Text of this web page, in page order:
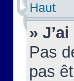
Haut
»
Pas
pas